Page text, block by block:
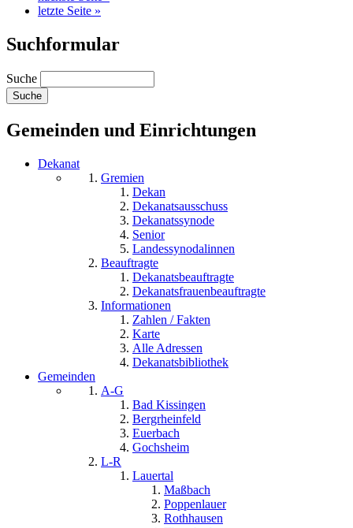
letzte Seite »
Suchformular
Suche
Gemeinden und Einrichtungen
Dekanat
Gremien
Dekan
Dekanatsausschuss
Dekanatssynode
Senior
Landessynodalinnen
Beauftragte
Dekanatsbeauftragte
Dekanatsfrauenbeauftragte
Informationen
Zahlen / Fakten
Karte
Alle Adressen
Dekanatsbibliothek
Gemeinden
A-G
Bad Kissingen
Bergrheinfeld
Euerbach
Gochsheim
L-R
Lauertal
Maßbach
Poppenlauer
Rothhausen